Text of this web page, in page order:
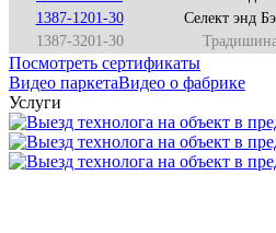
1387-1201-30
Селект энд
1387-3201-30
Посмотреть сертификаты
Видео паркетаВидео о фабрике
Услуги